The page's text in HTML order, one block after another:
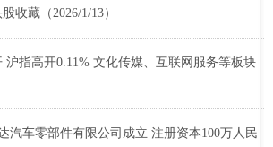
收藏（2026/1/13）
沪指高开0.11% 文化传媒、互联网服务等板块
汽车零部件有限公司成立 注册资本100万人民